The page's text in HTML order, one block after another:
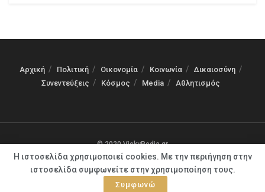
Αρχική Πολιτική Οικονομία Κοινωνία
Δικαιοσύνη
Συνεντεύξεις
Κόσμος Media Αθλητισμός
© 2020 VickyPedia.gr
Η ιστοσελίδα χρησιμοποιεί cookies. Με την περιήγηση στην
ιστοσελίδα συμφωνείτε στην χρησιμοποίηση τους.
Συμφωνώ